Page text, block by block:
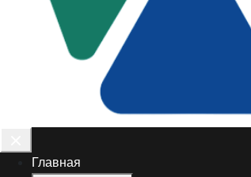
Главная